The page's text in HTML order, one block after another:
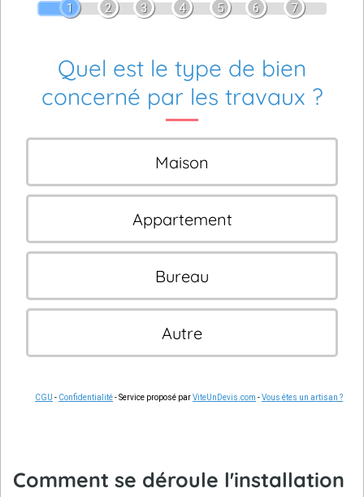
1 2 3 4 5 6 7
Quel est le type de bien
concerné par les travaux ?
Maison
Appartement
Bureau
Autre
CGU - Confidentialité- Service proposé parViteUnDevis.com -Vous êtes un artisan ?
Comment se déroule l'installation